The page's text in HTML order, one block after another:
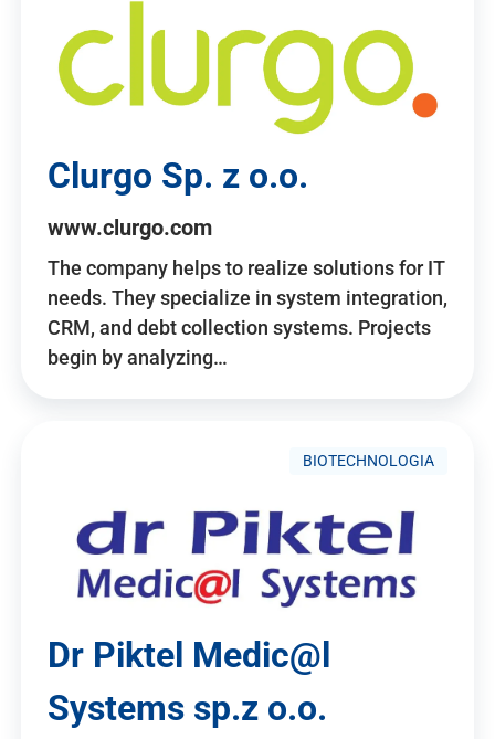
Clurgo Sp. z o.o.
www.clurgo.com
The company helps to realize solutions for IT
needs. They specialize in system integration,
CRM, and debt collection systems. Projects
begin by analyzing…
BIOTECHNOLOGIA
Dr Piktel Medic@l
Systems sp.z o.o.